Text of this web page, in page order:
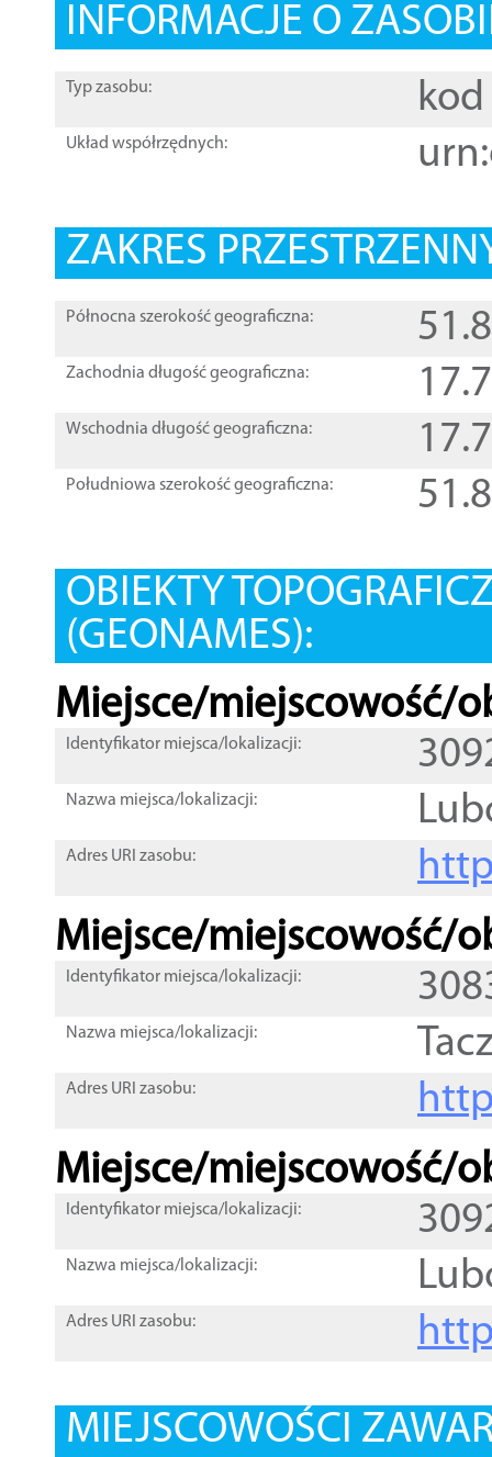
INFORMACJE O
Typ zasobu: kod
Układ współrzędnych:
ZAKRES
Północna szerokość geograficzna:
Zachodnia długość geograficzna:
Wschodnia długość geograficzna:
Południowa szerokość geograficzna:
OBIEKTY
(GEONAMES):
Miejsce/miejscowość/
Identyfikator miejsca/lokalizacji:
Nazwa miejsca/lokalizacji:
Adres URI zasobu:
Miejsce/miejscowość/
Identyfikator miejsca/lokalizacji:
Nazwa miejsca/lokalizacji:
Adres URI zasobu:
Miejsce/miejscowość/
Identyfikator miejsca/lokalizacji:
Nazwa miejsca/lokalizacji:
Adres URI zasobu:
MIEJSCOWOŚCI